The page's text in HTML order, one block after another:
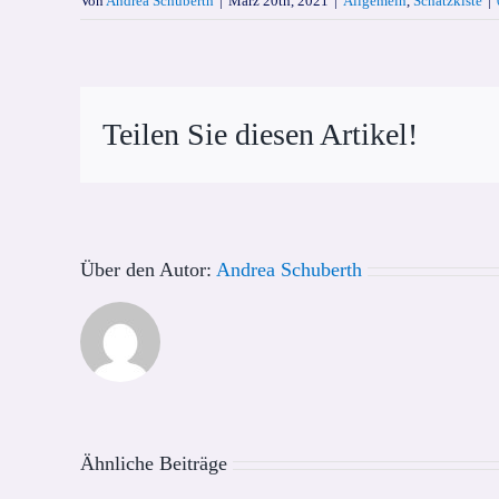
Teilen Sie diesen Artikel!
Über den Autor: Andrea Schuberth
Ähnliche Beiträge